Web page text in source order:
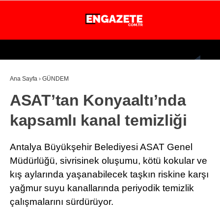
28.7
İSTANBUL
GÜNDEM
EKONOMİ
DÜNYA
SPOR
SAĞLIK
TEKNOLOJİ
Ana Sayfa › GÜNDEM
ASAT’tan Konyaaltı’nda
kapsamlı kanal temizliği
Antalya Büyükşehir Belediyesi ASAT Genel
Müdürlüğü, sivrisinek oluşumu, kötü kokular ve
kış aylarında yaşanabilecek taşkın riskine karşı
yağmur suyu kanallarında periyodik temizlik
çalışmalarını sürdürüyor.